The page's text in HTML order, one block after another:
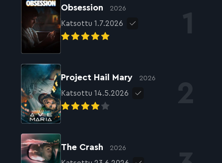
Obsession 2026
Katsottu 1.7.2026
Project Hail Mary 2026
Katsottu 14.5.2026
The Crash 2026